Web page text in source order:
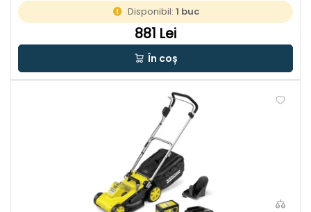
Disponibil:1 buc
881 Lei
În coș